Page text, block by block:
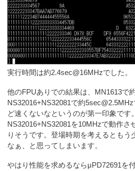
実行時間は約2.4sec@16MHzでした。
他のFPUありでの結果は、MN1613で
NS32016+NS32081で約
ど速くないなというのが第一印象です
NS32016+NS32081を10MHzで動作さ
りそうです。登場時期を考えるともう
なぁ、と思ってしまいます。
やはり性能を求めるならμPD72691を